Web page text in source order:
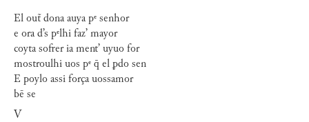
El out̃ dona auya pᵉ senhor
e ora d’s pᵉlhi faz’ mayor
coyta sofrer ia ment’ uyuo for
mostroulhi uos pᵉ q̄ el ꝑdo sen
E poylo assi força uossamor
bē se
V